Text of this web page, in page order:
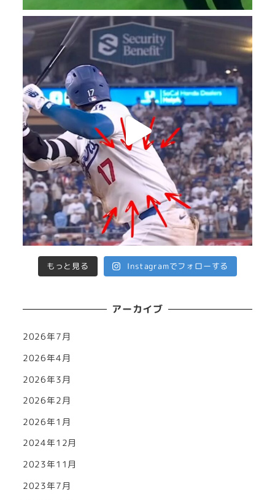
もっと見る Instagramでフォローする
アーカイブ
2026年7月
2026年4月
2026年3月
2026年2月
2026年1月
2024年12月
2023年11月
2023年7月